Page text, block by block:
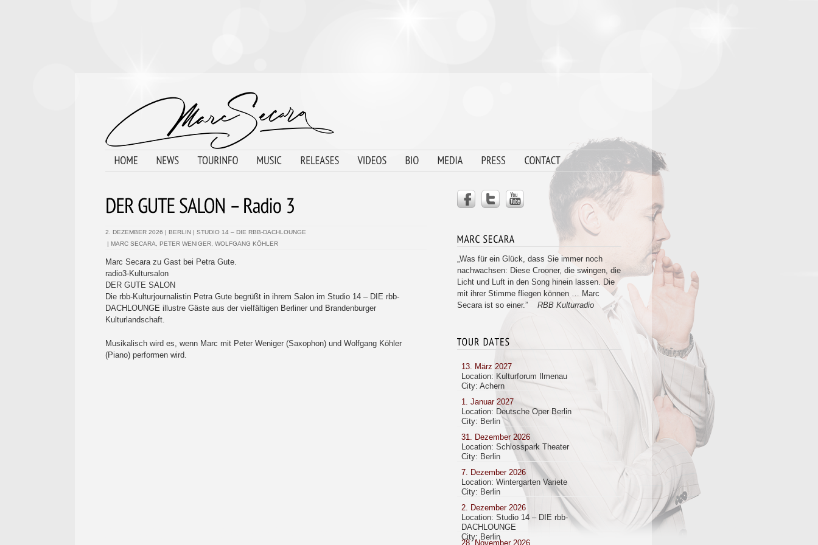
2. DEZEMBER 2026 | BERLIN | STUDIO 14 – DIE RBB-DACHLOUNGE
| MARC SECARA PETER WENIGER WOLFGANG KÖHLER
Marc Secara zu Gast bei Petra Gute.
radio3-Kultursalon
DER GUTE SALON
Die rbb-Kulturjournalistin Petra Gute begrüßt in ihrem Salon im Studio 14 – DIE rbb-
DACHLOUNGE illustre Gäste aus der vielfältigen Berliner und Brandenburger
Kulturlandschaft.
Musikalisch wird es, wenn Marc mit Peter Weniger (Saxophon) und Wolfgang Köhler
(Piano) performen wird.
„Was für ein Glück, dass Sie immer noch
nachwachsen: Diese Crooner, die swingen, die
Licht und Luft in den Song hinein lassen. Die
mit ihrer Stimme fliegen können … Marc
Secara ist so einer.” RBB Kulturradio
13. März 2027
Location: Kulturforum Ilmenau
City: Achern
1. Januar 2027
Location: Deutsche Oper Berlin
City: Berlin
31. Dezember 2026
Location: Schlosspark Theater
City: Berlin
7. Dezember 2026
Location: Wintergarten Variete
City: Berlin
2. Dezember 2026
Location: Studio 14 – DIE rbb-
DACHLOUNGE
City: Berlin
28. November 2026